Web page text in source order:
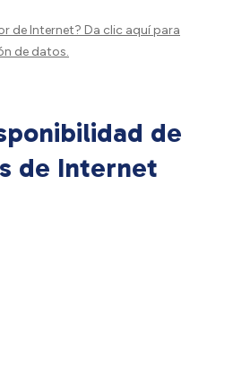
de Internet? Da clic aquípara
de datos.
de
de Internet